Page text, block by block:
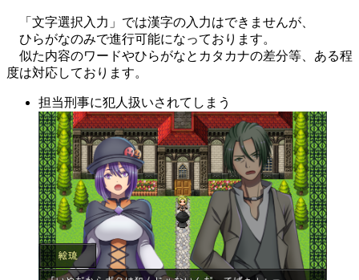
「文字選択入力」では漢字の入力はできませんが、
ひらがなのみで進行可能になっております。
似た内容のワードやひらがなとカタカナの差分等、ある程
度は対応しております。
担当刑事に犯人扱いされてしまう